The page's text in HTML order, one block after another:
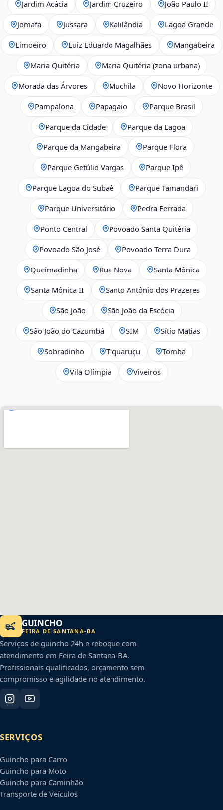
Jardim Acácia Jardim Cruzeiro João Paulo II
Jomafa Jussara Kalilândia Lagoa Grande
Limoeiro Luiz Eduardo Magalhães Mangabeira
Maria Quitéria Maria Quitéria (zona urbana)
Morada das Árvores Muchila Novo Horizonte
Pampalona Papagaio Parque Brasil
Parque da Cidade Parque da Lagoa
Parque da Mangabeira Parque Flora
Parque Getúlio Vargas Parque Ipê
Parque Lagoa do Subaé Parque Tamandari
Parque Universitário Pedra Ferrada
Ponto Central Povoado Santa Quitéria
Povoado São José Povoado Terra Dura
Queimadinha Rua Nova Santa Mônica
Santa Mônica II Santo Antônio dos Prazeres
São João São João da Escócia
São João do Cazumbá SIM Sítio Matias
Sobradinho Tiquaruçu Tomba
Vila Olímpia Viveiros
GUINCHO
FEIRA DE SANTANA-BA
Serviços de guincho 24h e reboque com
atendimento em Feira de Santana-BA.
Profissionais qualificados, orçamento sem
compromisso e agilidade no atendimento.
SERVIÇOS
Guincho para Carro
Guincho para Moto
Guincho para Caminhão
Transporte de Veículos